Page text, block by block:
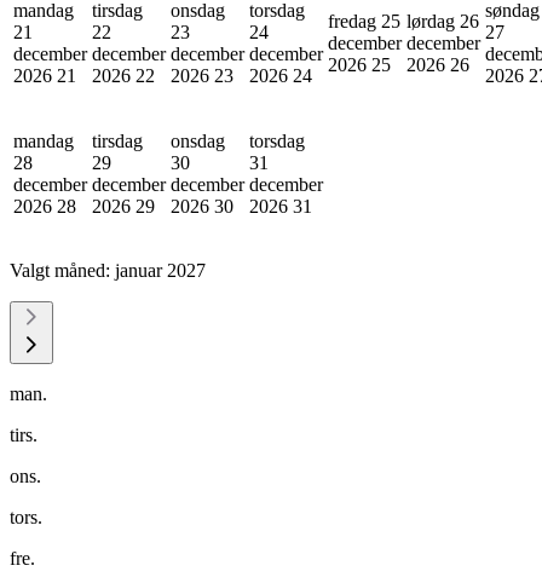
mandag
21
december
2026 21
tirsdag
22
december
2026 22
onsdag
23
december
2026 23
torsdag
24
december
2026 24
fredag 25
december
2026 25
lørdag 26
december
2026 26
søndag
27
2026
mandag
28
december
2026 28
tirsdag
29
december
2026 29
onsdag
30
december
2026 30
torsdag
31
december
2026 31
Valgt måned: januar 2027
man.
tirs.
ons.
tors.
fre.